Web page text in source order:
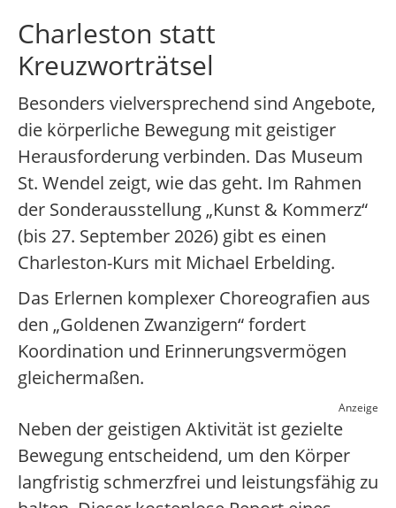
Charleston statt
Kreuzworträtsel
Besonders vielversprechend sind Angebote,
die körperliche Bewegung mit geistiger
Herausforderung verbinden. Das Museum
St. Wendel zeigt, wie das geht. Im Rahmen
der Sonderausstellung „Kunst & Kommerz“
(bis 27. September 2026) gibt es einen
Charleston-Kurs mit Michael Erbelding.
Das Erlernen komplexer Choreografien aus
den „Goldenen Zwanzigern“ fordert
Koordination und Erinnerungsvermögen
gleichermaßen.
Anzeige
Neben der geistigen Aktivität ist gezielte
Bewegung entscheidend, um den Körper
langfristig schmerzfrei und leistungsfähig zu